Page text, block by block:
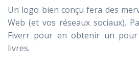
Un logo bien conçu fera des
Web (et vos réseaux sociaux).
Fiverr pour en obtenir un pour
livres.